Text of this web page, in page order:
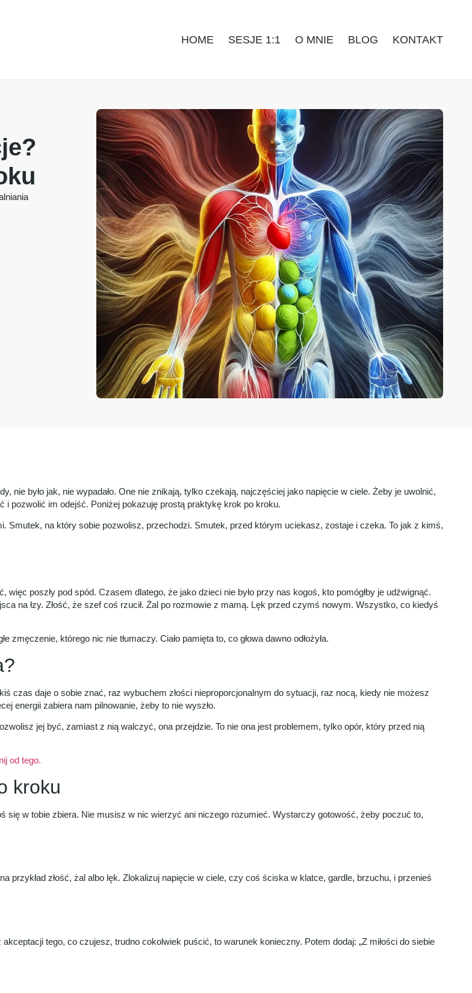
HOME SESJE 1:1 O MNIE BLOG KONTAKT
nie było jak, nie wypadało. One nie znikają, tylko czekają, najczęściej jako napięcie w ciele. Żeby je uwolnić,
pozwolić im odejść. Poniżej pokazuję prostą praktykę krok po kroku.
Smutek, na który sobie pozwolisz, przechodzi. Smutek, przed którym uciekasz, zostaje i czeka. To jak z kimś,
poszły pod spód. Czasem dlatego, że jako dzieci nie było przy nas kogoś, kto pomógłby je udźwignąć.
na łzy. Złość, że szef coś rzucił. Żal po rozmowie z mamą. Lęk przed czymś nowym. Wszystko, co kiedyś
którego nic nie tłumaczy. Ciało pamięta to, co głowa dawno odłożyła.
czas daje o sobie znać, raz wybuchem złości nieproporcjonalnym do sytuacji, raz nocą, kiedy nie możesz
energii zabiera nam pilnowanie, żeby to nie wyszło.
jej być, zamiast z nią walczyć, ona przejdzie. To nie ona jest problemem, tylko opór, który przed nią
od tego.
kroku
w tobie zbiera. Nie musisz w nic wierzyć ani niczego rozumieć. Wystarczy gotowość, żeby poczuć to,
złość, żal albo lęk. Zlokalizuj napięcie w ciele, czy coś ściska w klatce, gardle, brzuchu, i przenieś
tego, co czujesz, trudno cokolwiek puścić, to warunek konieczny. Potem dodaj: „Z miłości do siebie